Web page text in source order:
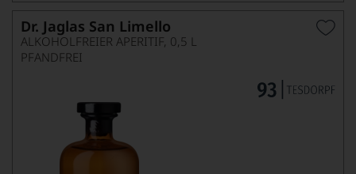
Dr. Jaglas San Limello
ALKOHOLFREIER APERITIF, 0,5 L
PFANDFREI